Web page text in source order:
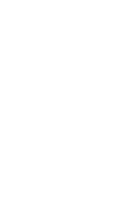
공시합니다.